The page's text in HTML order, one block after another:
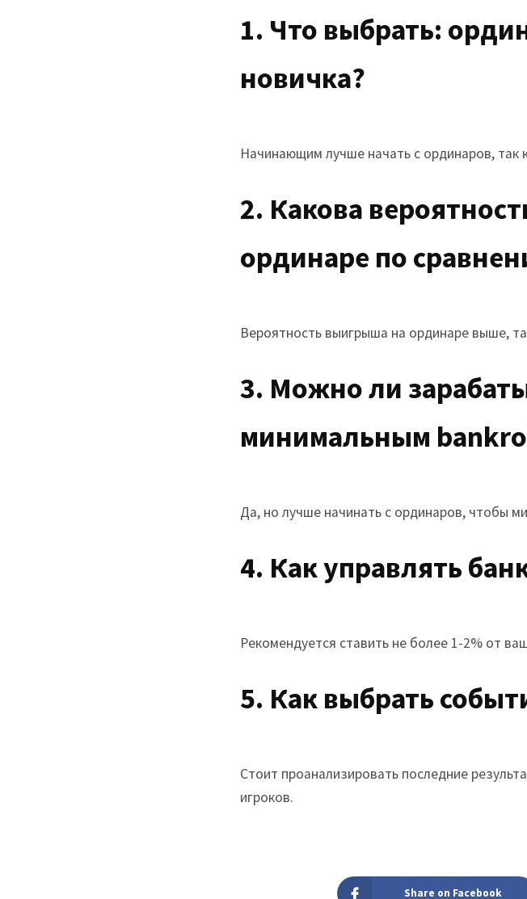
1. Что выбрать:
новичка?
Начинающим лучше начать с ординаров, так
2. Какова
ординаре по
Вероятность выигрыша на ординаре выше,
3. Можно ли
минимальным
Да, но лучше начинать с ординаров, чтобы
4. Как управлять
Рекомендуется ставить не более 1-2% от
5. Как выбрать
Стоит проанализировать последние
игроков.
Share on Facebook